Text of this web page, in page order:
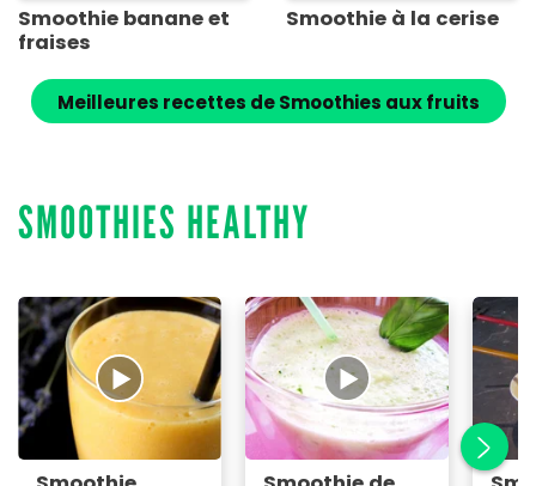
Smoothie banane et
fraises
Smoothie à la cerise
Meilleures recettes de Smoothies aux fruits
SMOOTHIES HEALTHY